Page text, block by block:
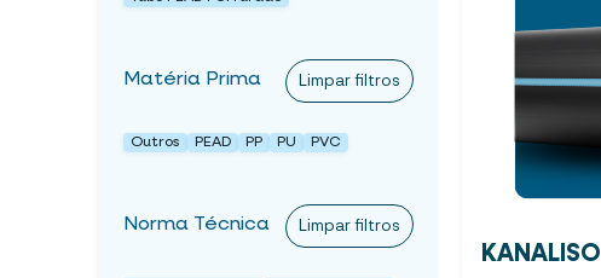
Matéria Prima Limpar filtros
Outros PEAD PP PU PVC
Norma Técnica Limpar filtros
KANALISO